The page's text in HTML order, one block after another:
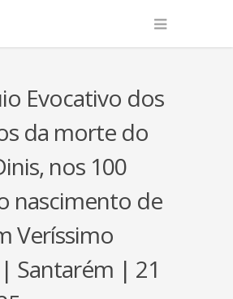
Evocativo dos
da morte do
nos 100
nascimento de
Veríssimo
Santarém | 21